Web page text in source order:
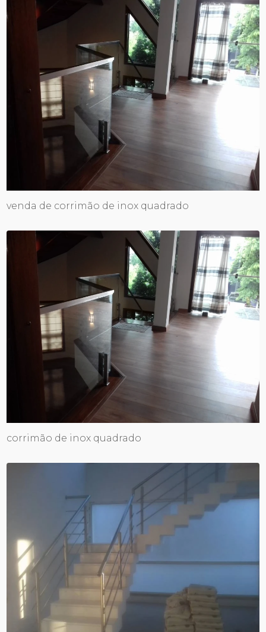
venda de corrimão de inox quadrado
corrimão de inox quadrado